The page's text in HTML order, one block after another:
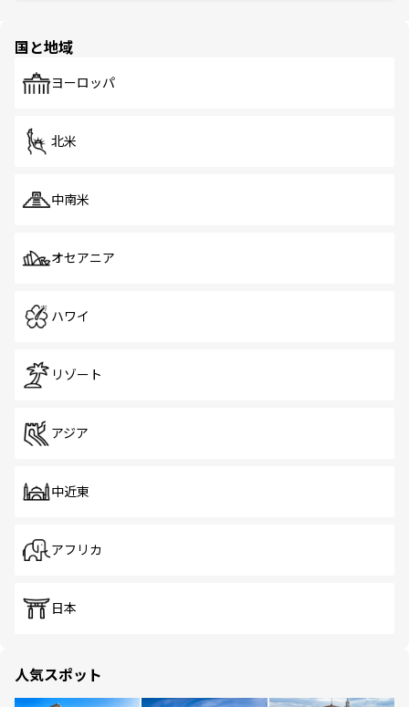
で、ホーカーズは地元の風情を楽しめる外せないスポット
国と地域
ヨーロッパ
北米
中南米
オセアニア
ハワイ
リゾート
アジア
中近東
アフリカ
日本
人気スポット